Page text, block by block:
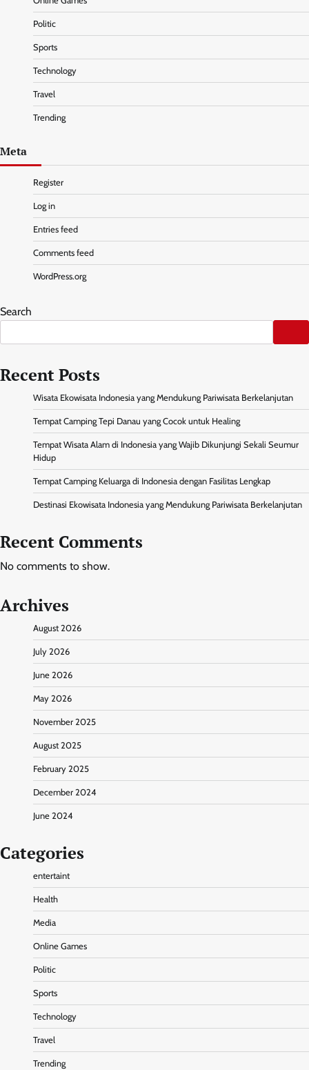
Politic
Sports
Technology
Travel
Trending
Meta
Register
Log in
Entries feed
Comments feed
WordPress.org
Search
Recent Posts
Wisata Ekowisata Indonesia yang Mendukung Pariwisata Berkelanjutan
Tempat Camping Tepi Danau yang Cocok untuk Healing
Tempat Wisata Alam di Indonesia yang Wajib Dikunjungi Sekali Seumur
Hidup
Tempat Camping Keluarga di Indonesia dengan Fasilitas Lengkap
Destinasi Ekowisata Indonesia yang Mendukung Pariwisata Berkelanjutan
Recent Comments
No comments to show.
Archives
August 2026
July 2026
June 2026
May 2026
November 2025
August 2025
February 2025
December 2024
June 2024
Categories
entertaint
Health
Media
Online Games
Politic
Sports
Technology
Travel
Trending